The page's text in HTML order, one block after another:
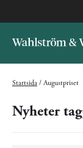
Startsida / Augustpriset
Nyheter